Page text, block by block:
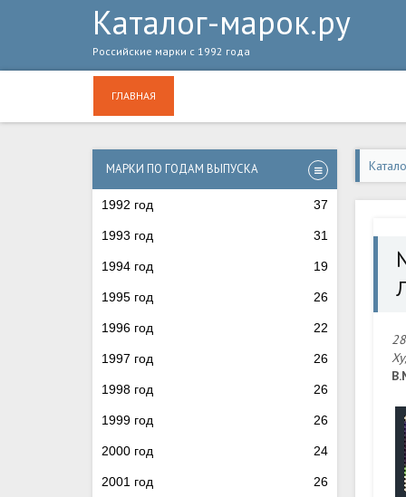
Каталог-марок.ру
Российские марки с 1992 года
ГЛАВНАЯ
МАРКИ ПО ГОДАМ ВЫПУСКА
1992 год 37
1993 год 31
1994 год 19
1995 год 26
1996 год 22
1997 год 26
1998 год 26
1999 год 26
2000 год 24
2001 год 26